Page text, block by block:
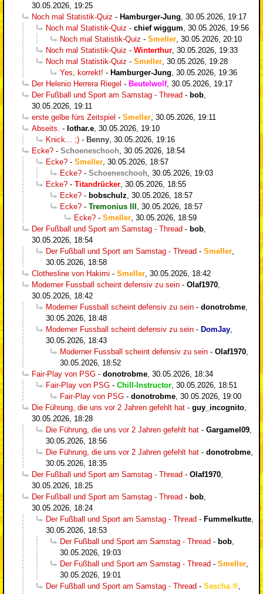
30.05.2026, 19:25
Noch mal Statistik-Quiz - Hamburger-Jung 30.05.2026, 19:17
Noch mal Statistik-Quiz - chief wiggum 30.05.2026, 19:56
Noch mal Statistik-Quiz - Smeller 30.05.2026, 20:10
Noch mal Statistik-Quiz - Winterthur 30.05.2026, 19:33
Noch mal Statistik-Quiz - Smeller 30.05.2026, 19:28
Yes, korrekt! - Hamburger-Jung 30.05.2026, 19:36
Der Helenio Herrera Riegel - Beutelwolf, 30.05.2026, 19:17
Der Fußball und Sport am Samstag - Thread - bob
30.05.2026, 19:11
erste gelbe fürs Zeitspiel - Smeller 30.05.2026, 19:11
Abseits. - lothar.e 30.05.2026, 19:10
Knick... ;) - Benny 30.05.2026, 19:16
Ecke? - Schoeneschooh 30.05.2026, 18:54
Ecke? - Smeller 30.05.2026, 18:57
Ecke? - Schoeneschooh 30.05.2026, 19:03
Ecke? - Titandrücker 30.05.2026, 18:55
Ecke? - bobschulz 30.05.2026, 18:57
Ecke? - Tremonius III
30.05.2026, 18:57
Ecke? - Smeller 30.05.2026, 18:59
Der Fußball und Sport am Samstag - Thread - bob
30.05.2026, 18:54
Der Fußball und Sport am Samstag - Thread - Smeller
30.05.2026, 18:58
Clothesline von Hakimi - Smeller 30.05.2026, 18:42
Moderner Fussball scheint defensiv zu sein - Olaf1970
30.05.2026, 18:42
Moderner Fussball scheint defensiv zu sein - donotrobme
30.05.2026, 18:48
Moderner Fussball scheint defensiv zu sein - DomJay
30.05.2026, 18:43
Moderner Fussball scheint defensiv zu sein - Olaf1970
30.05.2026, 18:52
Fair-Play von PSG - donotrobme 30.05.2026, 18:34
Fair-Play von PSG - Chill-Instructor 30.05.2026, 18:51
Fair-Play von PSG - donotrobme 30.05.2026, 19:00
Die Führung, die uns vor 2 Jahren gefehlt hat - guy_incognito
30.05.2026, 18:28
Die Führung, die uns vor 2 Jahren gefehlt hat - Gargamel09
30.05.2026, 18:56
Die Führung, die uns vor 2 Jahren gefehlt hat - donotrobme
30.05.2026, 18:35
Der Fußball und Sport am Samstag - Thread - Olaf1970
30.05.2026, 18:25
Der Fußball und Sport am Samstag - Thread - bob
30.05.2026, 18:24
Der Fußball und Sport am Samstag - Thread - Fummelkutte
30.05.2026, 18:53
Der Fußball und Sport am Samstag - Thread - bob
30.05.2026, 19:03
Der Fußball und Sport am Samstag - Thread - Smeller
30.05.2026, 19:01
Der Fußball und Sport am Samstag - Thread - Sascha